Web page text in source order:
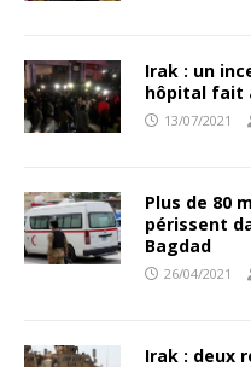
Irak : un
hôpital fait
13/07/2021
Plus de 80
périssent
Bagdad
26/04/2021
Irak : deux